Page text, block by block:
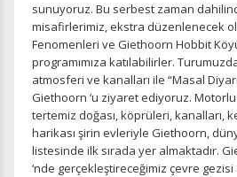
sunuyoruz. Bu serbest zaman
misafirlerimiz, ekstra düzenlenecek
Fenomenleri ve Giethoorn Hobbit
programımıza katılabilirler.
atmosferi ve kanalları ile “Masal
Giethoorn ‘u ziyaret ediyoruz.
tertemiz doğası, köprüleri, kanalları,
harikası şirin evleriyle Giethoorn,
listesinde ilk sırada yer almaktadır.
‘nde gerçekleştireceğimiz çevre